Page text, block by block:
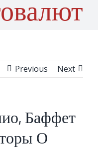
Previous Next
Баффет
О